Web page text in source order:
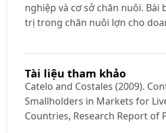
nghiệp và cơ sở chăn nuôi.
trị trong chăn nuôi lợn cho
Tài liệu tham khảo
Catelo and Costales (2009).
Smallholders in Markets for
Countries, Research Report of